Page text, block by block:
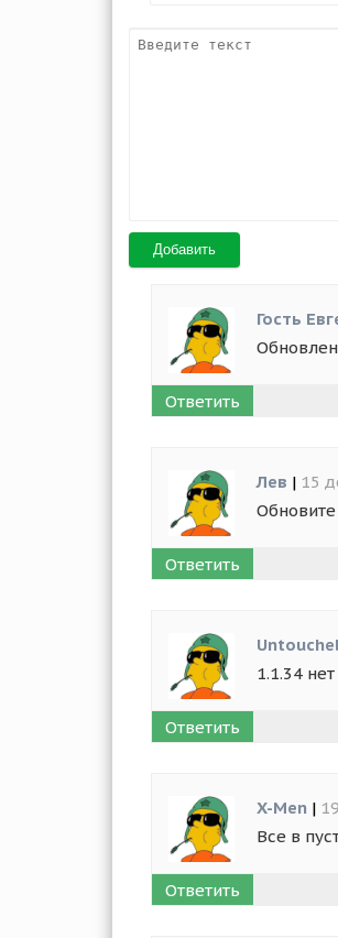
Добавить
Гость
Ответить
Лев | 15
Ответить
1.1.34
Ответить
X-Men |
Все в
Ответить